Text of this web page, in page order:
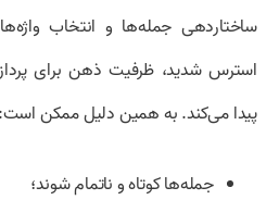
ساختاردهی جمله‌ها و انتخاب
استرس شدید، ظرفیت ذهن برای
پیدا می‌کند. به همین دلیل ممکن است:
جمله‌ها کوتاه و ناتمام شوند؛